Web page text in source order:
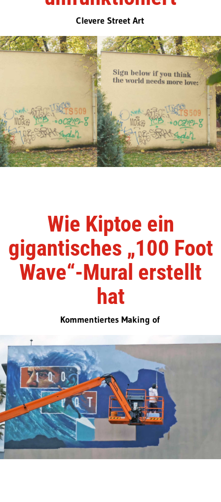
Clevere Street Art
Wie Kiptoe ein
gigantisches „100 Foot
Wave“-Mural erstellt
hat
Kommentiertes Making of